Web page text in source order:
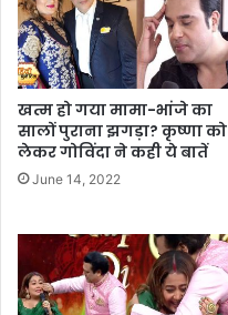
खत्म हो गया मामा-भांजे का
सालों पुराना झगड़ा? कृष्णा को
लेकर गोविंदा ने कही ये बातें
June 14, 2022